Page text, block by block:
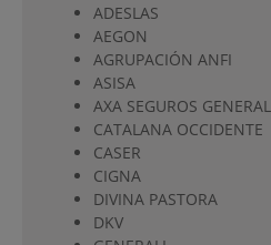
ADESLAS
AEGON
AGRUPACIÓN ANFI
ASISA
AXA SEGUROS
CATALANA OCCIDENTE
CASER
CIGNA
DIVINA PASTORA
DKV